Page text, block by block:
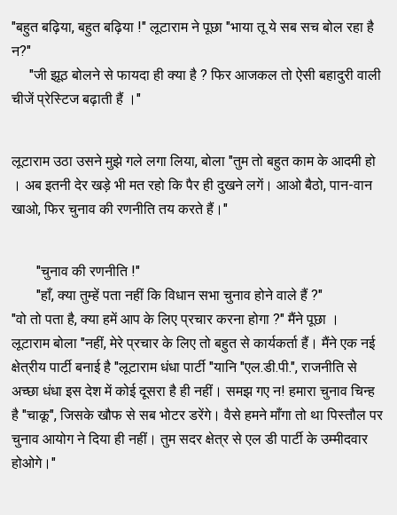
"बहुत बढ़िया, बहुत बढ़िया !" लूटाराम ने पूछा "भाया तू ये सब सच बोल रहा है
न?"
"जी झूठ बोलने से फायदा ही क्या है ? फिर आजकल तो ऐसी बहादुरी वाली
चीजें प्रेस्टिज बढ़ाती हैं ।"
लूटाराम उठा उसने मुझे गले लगा लिया, बोला "तुम तो बहुत काम के आदमी हो
। अब इतनी देर खड़े भी मत रहो कि पैर ही दुखने लगें। आओ बैठो, पान-वान
खाओ, फिर चुनाव की रणनीति तय करते हैं।"
"चुनाव की रणनीति !"
"हाँ, क्या तुम्हें पता नहीं कि विधान सभा चुनाव होने वाले हैं ?"
"वो तो पता है, क्या हमें आप के लिए प्रचार करना होगा ?" मैंने पूछा ।
लूटाराम बोला "नहीं, मेरे प्रचार के लिए तो बहुत से कार्यकर्ता हैं। मैंने एक नई
क्षेत्रीय पार्टी बनाई है "लूटाराम धंधा पार्टी "यानि "एल.डी.पी.", राजनीति से
अच्छा धंधा इस देश में कोई दूसरा है ही नहीं। समझ गए न! हमारा चुनाव चिन्ह
है "चाकू", जिसके खौफ से सब भोटर डरेंगे। वैसे हमने माँगा तो था पिस्तौल पर
चुनाव आयोग ने दिया ही नहीं। तुम सदर क्षेत्र से एल डी पार्टी के उम्मीदवार
होओगे।"